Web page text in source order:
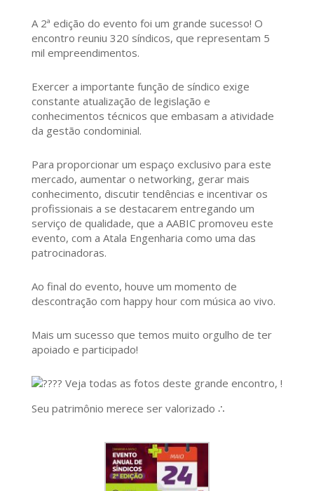
A 2ª edição do evento foi um grande sucesso! O
encontro reuniu 320 síndicos, que representam 5
mil empreendimentos.
Exercer a importante função de síndico exige
constante atualização de legislação e
conhecimentos técnicos que embasam a atividade
da gestão condominial.
Para proporcionar um espaço exclusivo para este
mercado, aumentar o networking, gerar mais
conhecimento, discutir tendências e incentivar os
profissionais a se destacarem entregando um
serviço de qualidade, que a AABIC promoveu este
evento, com a Atala Engenharia como uma das
patrocinadoras.
Ao final do evento, houve um momento de
descontração com happy hour com música ao vivo.
Mais um sucesso que temos muito orgulho de ter
apoiado e participado!
Veja todas as fotos deste grande encontro, !
Seu patrimônio merece ser valorizado ∴